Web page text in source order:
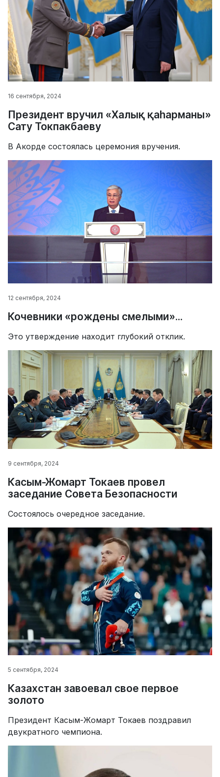
16 сентября, 2024
Президент вручил «Халық қаһарманы»
Сату Токпакбаеву
В Акорде состоялась церемония вручения.
12 сентября, 2024
Кочевники «рождены смелыми»...
Это утверждение находит глубокий отклик.
9 сентября, 2024
Касым-Жомарт Токаев провел
заседание Совета Безопасности
Состоялось очередное заседание.
5 сентября, 2024
Казахстан завоевал свое первое
золото
Президент Касым-Жомарт Токаев поздравил
двукратного чемпиона.